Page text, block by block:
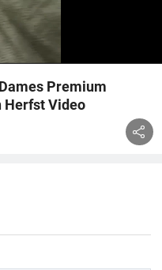
Premium
Herfst Video